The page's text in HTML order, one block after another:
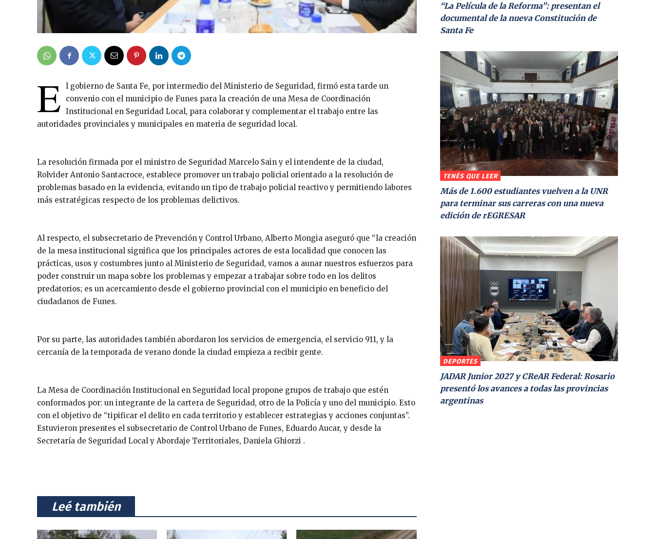
E l gobierno de Santa Fe, por intermedio del Ministerio de Seguridad, firmó esta tarde un
convenio con el municipio de Funes para la creación de una Mesa de Coordinación
Institucional en Seguridad Local, para colaborar y complementar el trabajo entre las
autoridades provinciales y municipales en materia de seguridad local.
La resolución firmada por el ministro de Seguridad Marcelo Sain y el intendente de la ciudad,
Rolvider Antonio Santacroce, establece promover un trabajo policial orientado a la resolución de
problemas basado en la evidencia, evitando un tipo de trabajo policial reactivo y permitiendo labores
más estratégicas respecto de los problemas delictivos.
Al respecto, el subsecretario de Prevención y Control Urbano, Alberto Mongia aseguró que “la creación
de la mesa institucional significa que los principales actores de esta localidad que conocen las
prácticas, usos y costumbres junto al Ministerio de Seguridad, vamos a aunar nuestros esfuerzos para
poder construir un mapa sobre los problemas y empezar a trabajar sobre todo en los delitos
predatorios; es un acercamiento desde el gobierno provincial con el municipio en beneficio del
ciudadanos de Funes.
Por su parte, las autoridades también abordaron los servicios de emergencia, el servicio 911, y la
cercanía de la temporada de verano donde la ciudad empieza a recibir gente.
La Mesa de Coordinación Institucional en Seguridad local propone grupos de trabajo que estén
conformados por: un integrante de la cartera de Seguridad, otro de la Policía y uno del municipio. Esto
con el objetivo de “tipificar el delito en cada territorio y establecer estrategias y acciones conjuntas”.
Estuvieron presentes el subsecretario de Control Urbano de Funes, Eduardo Aucar, y desde la
Secretaría de Seguridad Local y Abordaje Territoriales, Daniela Ghiorzi .
⠀Leé también⠀
“La Película de la Reforma”: presentan el
documental de la nueva Constitución de
Santa Fe
TENÉS QUE LEER
Más de 1.600 estudiantes vuelven a la UNR
para terminar sus carreras con una nueva
edición de rEGRESAR
DEPORTES
JADAR Junior 2027 y CReAR Federal: Rosario
presentó los avances a todas las provincias
argentinas